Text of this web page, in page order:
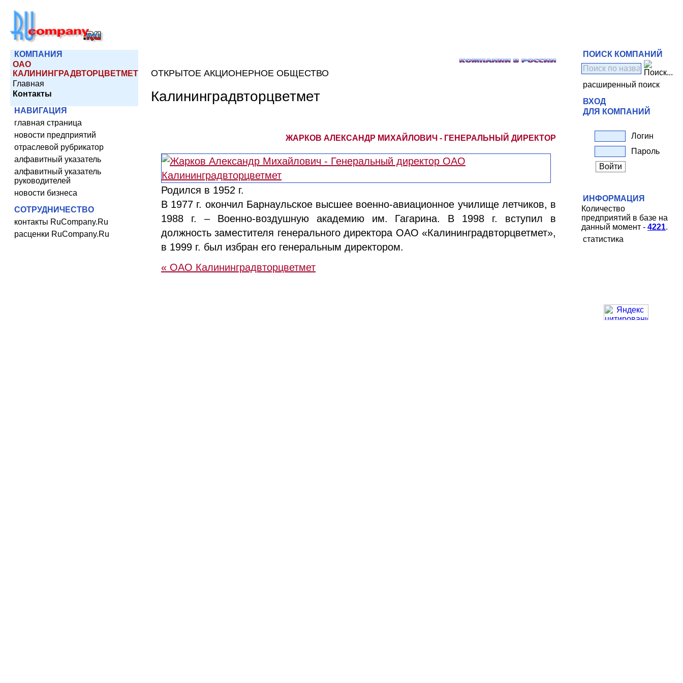
КОМПАНИЯ
ОАО
КАЛИНИНГРАДВТОРЦВЕТМЕТ
Главная
Контакты
НАВИГАЦИЯ
главная страница
новости предприятий
отраслевой рубрикатор
алфавитный указатель
алфавитный указатель
руководителей
новости бизнеса
СОТРУДНИЧЕСТВО
контакты RuCompany.Ru
расценки RuCompany.Ru
ОТКРЫТОЕ АКЦИОНЕРНОЕ ОБЩЕСТВО
Калининградвторцветмет
ЖАРКОВ АЛЕКСАНДР МИХАЙЛОВИЧ - ГЕНЕРАЛЬНЫЙ ДИРЕКТОР
Родился в 1952 г.
В 1977 г. окончил Барнаульское высшее военно-авиационное училище летчиков, в
1988 г. – Военно-воздушную академию им. Гагарина. В 1998 г. вступил в
должность заместителя генерального директора ОАО «Калининградвторцветмет»,
в 1999 г. был избран его генеральным директором.
« ОАО Калининградвторцветмет
ПОИСК КОМПАНИЙ
расширенный поиск
ВХОД
ДЛЯ КОМПАНИЙ
Логин
Пароль
ИНФОРМАЦИЯ
Количество
предприятий в базе на
данный момент - 4221.
статистика